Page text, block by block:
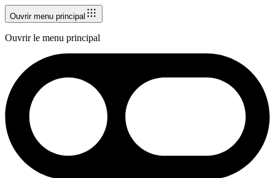
Ouvrir menu principal
Ouvrir le menu principal